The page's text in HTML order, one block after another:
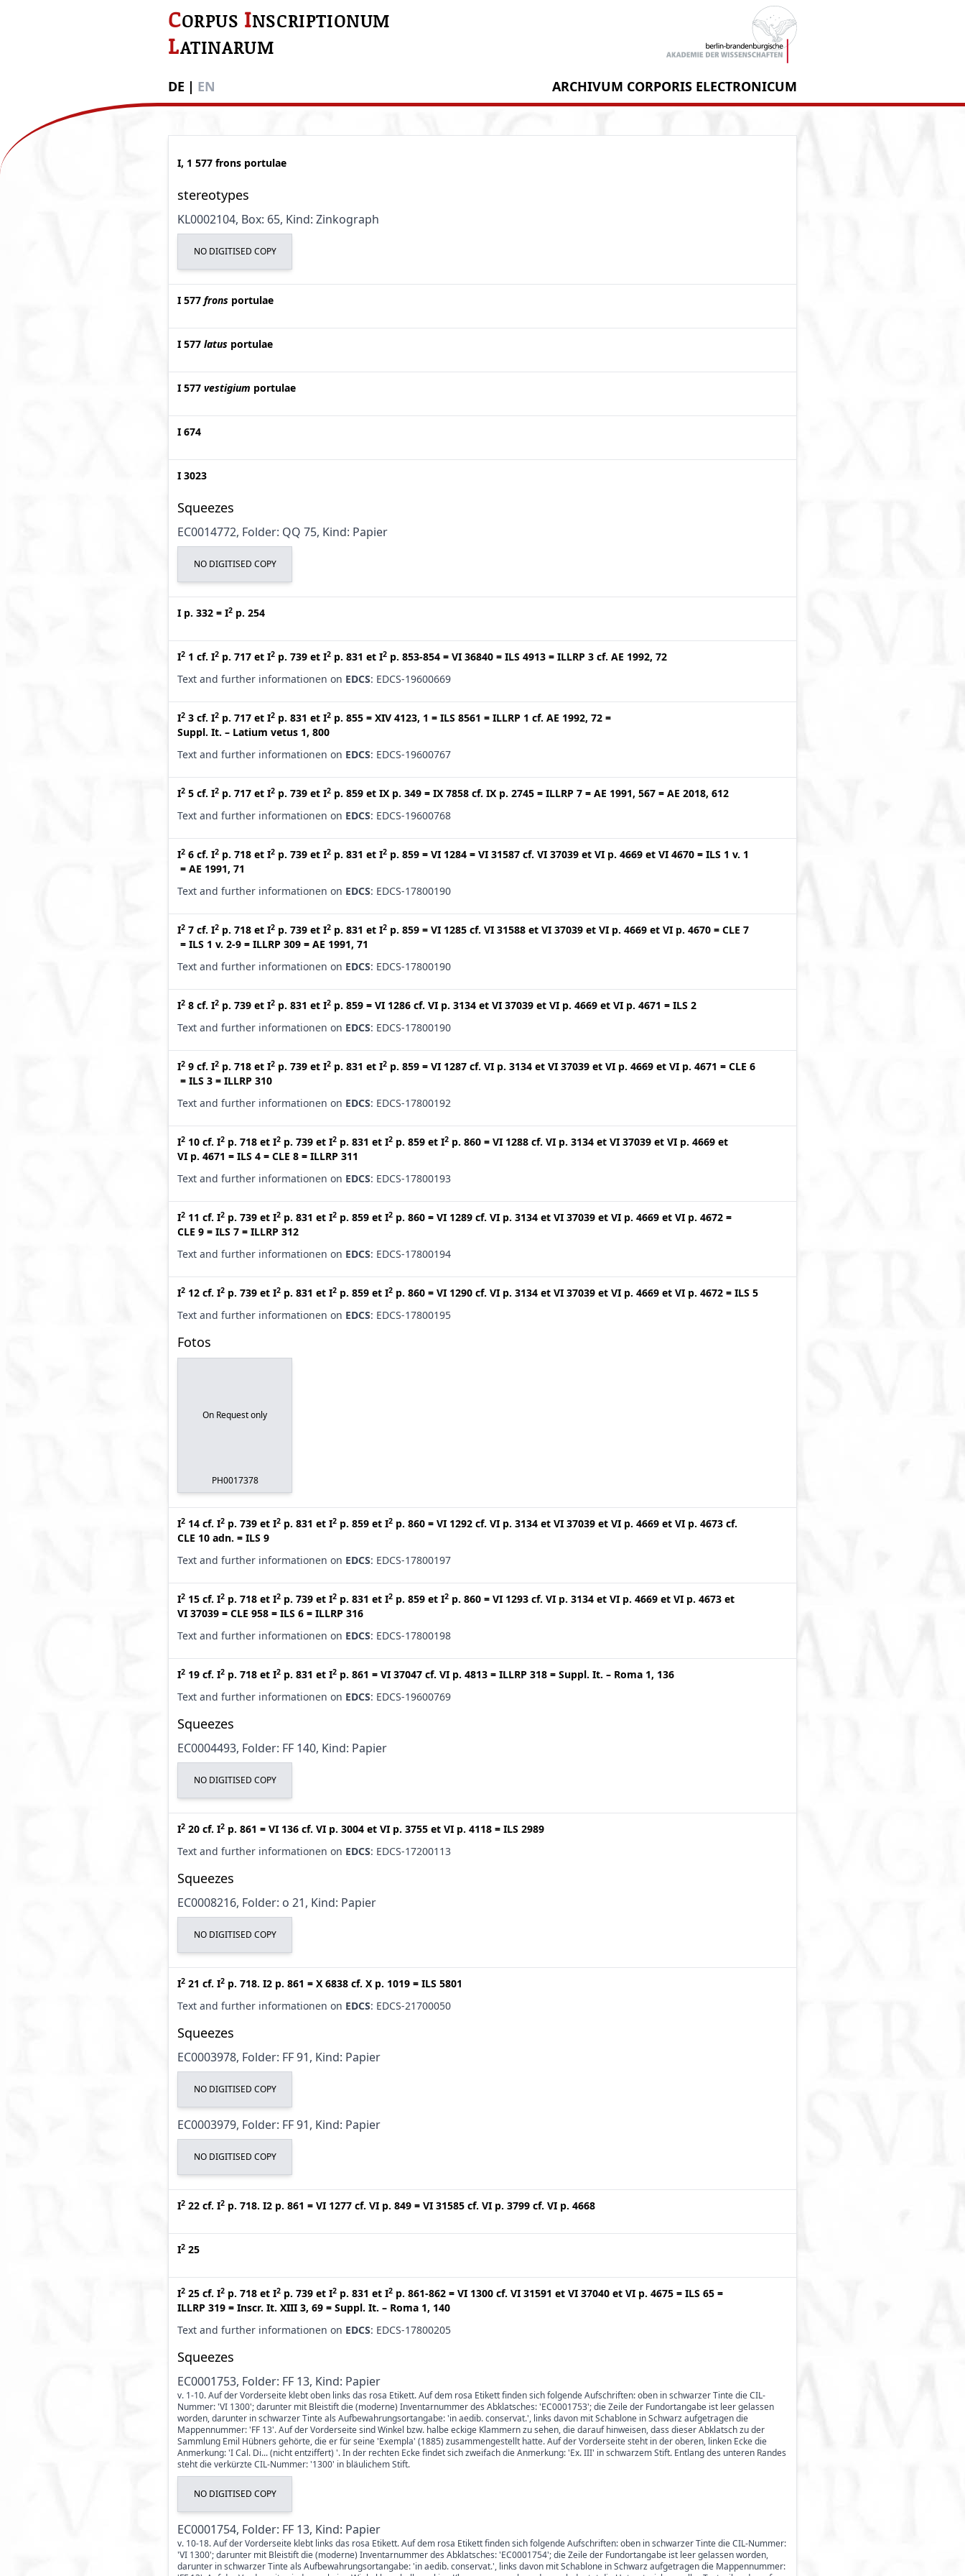
CORPUS INSCRIPTIONUM
LATINARUM
DE | EN ARCHIVUM CORPORIS ELECTRONICUM
I, 1 577 frons portulae
stereotypes
KL0002104, Box: 65, Kind: Zinkograph
NO DIGITISED COPY
I 577 frons portulae
I 577 latus portulae
I 577 vestigium portulae
I 674
I 3023
Squeezes
EC0014772, Folder: QQ 75, Kind: Papier
NO DIGITISED COPY
I p. 332 = I2 p. 254
I2 1 cf. I2 p. 717 et I2 p. 739 et I2 p. 831 et I2 p. 853-854 = VI 36840 = ILS 4913 = ILLRP 3 cf. AE 1992, 72
Text and further informationen on EDCS: EDCS-19600669
I2 3 cf. I2 p. 717 et I2 p. 831 et I2 p. 855 = XIV 4123, 1 = ILS 8561 = ILLRP 1 cf. AE 1992, 72 =
Suppl. It. – Latium vetus 1, 800
Text and further informationen on EDCS: EDCS-19600767
I2 5 cf. I2 p. 717 et I2 p. 739 et I2 p. 859 et IX p. 349 = IX 7858 cf. IX p. 2745 = ILLRP 7 = AE 1991, 567 = AE 2018, 612
Text and further informationen on EDCS: EDCS-19600768
I2 6 cf. I2 p. 718 et I2 p. 739 et I2 p. 831 et I2 p. 859 = VI 1284 = VI 31587 cf. VI 37039 et VI p. 4669 et VI 4670 = ILS 1 v. 1
= AE 1991, 71
Text and further informationen on EDCS: EDCS-17800190
I2 7 cf. I2 p. 718 et I2 p. 739 et I2 p. 831 et I2 p. 859 = VI 1285 cf. VI 31588 et VI 37039 et VI p. 4669 et VI p. 4670 = CLE 7
= ILS 1 v. 2-9 = ILLRP 309 = AE 1991, 71
Text and further informationen on EDCS: EDCS-17800190
I2 8 cf. I2 p. 739 et I2 p. 831 et I2 p. 859 = VI 1286 cf. VI p. 3134 et VI 37039 et VI p. 4669 et VI p. 4671 = ILS 2
Text and further informationen on EDCS: EDCS-17800190
I2 9 cf. I2 p. 718 et I2 p. 739 et I2 p. 831 et I2 p. 859 = VI 1287 cf. VI p. 3134 et VI 37039 et VI p. 4669 et VI p. 4671 = CLE 6
= ILS 3 = ILLRP 310
Text and further informationen on EDCS: EDCS-17800192
I2 10 cf. I2 p. 718 et I2 p. 739 et I2 p. 831 et I2 p. 859 et I2 p. 860 = VI 1288 cf. VI p. 3134 et VI 37039 et VI p. 4669 et
VI p. 4671 = ILS 4 = CLE 8 = ILLRP 311
Text and further informationen on EDCS: EDCS-17800193
I2 11 cf. I2 p. 739 et I2 p. 831 et I2 p. 859 et I2 p. 860 = VI 1289 cf. VI p. 3134 et VI 37039 et VI p. 4669 et VI p. 4672 =
CLE 9 = ILS 7 = ILLRP 312
Text and further informationen on EDCS: EDCS-17800194
I2 12 cf. I2 p. 739 et I2 p. 831 et I2 p. 859 et I2 p. 860 = VI 1290 cf. VI p. 3134 et VI 37039 et VI p. 4669 et VI p. 4672 = ILS 5
Text and further informationen on EDCS: EDCS-17800195
Fotos
On Request only
PH0017378
I2 14 cf. I2 p. 739 et I2 p. 831 et I2 p. 859 et I2 p. 860 = VI 1292 cf. VI p. 3134 et VI 37039 et VI p. 4669 et VI p. 4673 cf.
CLE 10 adn. = ILS 9
Text and further informationen on EDCS: EDCS-17800197
I2 15 cf. I2 p. 718 et I2 p. 739 et I2 p. 831 et I2 p. 859 et I2 p. 860 = VI 1293 cf. VI p. 3134 et VI p. 4669 et VI p. 4673 et
VI 37039 = CLE 958 = ILS 6 = ILLRP 316
Text and further informationen on EDCS: EDCS-17800198
I2 19 cf. I2 p. 718 et I2 p. 831 et I2 p. 861 = VI 37047 cf. VI p. 4813 = ILLRP 318 = Suppl. It. – Roma 1, 136
Text and further informationen on EDCS: EDCS-19600769
Squeezes
EC0004493, Folder: FF 140, Kind: Papier
NO DIGITISED COPY
I2 20 cf. I2 p. 861 = VI 136 cf. VI p. 3004 et VI p. 3755 et VI p. 4118 = ILS 2989
Text and further informationen on EDCS: EDCS-17200113
Squeezes
EC0008216, Folder: o 21, Kind: Papier
NO DIGITISED COPY
I2 21 cf. I2 p. 718. I2 p. 861 = X 6838 cf. X p. 1019 = ILS 5801
Text and further informationen on EDCS: EDCS-21700050
Squeezes
EC0003978, Folder: FF 91, Kind: Papier
NO DIGITISED COPY
EC0003979, Folder: FF 91, Kind: Papier
NO DIGITISED COPY
I2 22 cf. I2 p. 718. I2 p. 861 = VI 1277 cf. VI p. 849 = VI 31585 cf. VI p. 3799 cf. VI p. 4668
I2 25
I2 25 cf. I2 p. 718 et I2 p. 739 et I2 p. 831 et I2 p. 861-862 = VI 1300 cf. VI 31591 et VI 37040 et VI p. 4675 = ILS 65 =
ILLRP 319 = Inscr. It. XIII 3, 69 = Suppl. It. – Roma 1, 140
Text and further informationen on EDCS: EDCS-17800205
Squeezes
EC0001753, Folder: FF 13, Kind: Papier
v. 1-10. Auf der Vorderseite klebt oben links das rosa Etikett. Auf dem rosa Etikett finden sich folgende Aufschriften: oben in schwarzer Tinte die CIL-
Nummer: 'VI 1300'; darunter mit Bleistift die (moderne) Inventarnummer des Abklatsches: 'EC0001753'; die Zeile der Fundortangabe ist leer gelassen
worden, darunter in schwarzer Tinte als Aufbewahrungsortangabe: 'in aedib. conservat.', links davon mit Schablone in Schwarz aufgetragen die
Mappennummer: 'FF 13'. Auf der Vorderseite sind Winkel bzw. halbe eckige Klammern zu sehen, die darauf hinweisen, dass dieser Abklatsch zu der
Sammlung Emil Hübners gehörte, die er für seine 'Exempla' (1885) zusammengestellt hatte. Auf der Vorderseite steht in der oberen, linken Ecke die
Anmerkung: 'I Cal. Di... (nicht entziffert) '. In der rechten Ecke findet sich zweifach die Anmerkung: 'Ex. III' in schwarzem Stift. Entlang des unteren Randes
steht die verkürzte CIL-Nummer: '1300' in bläulichem Stift.
NO DIGITISED COPY
EC0001754, Folder: FF 13, Kind: Papier
v. 10-18. Auf der Vorderseite klebt links das rosa Etikett. Auf dem rosa Etikett finden sich folgende Aufschriften: oben in schwarzer Tinte die CIL-Nummer:
'VI 1300'; darunter mit Bleistift die (moderne) Inventarnummer des Abklatsches: 'EC0001754'; die Zeile der Fundortangabe ist leer gelassen worden,
darunter in schwarzer Tinte als Aufbewahrungsortangabe: 'in aedib. conservat.', links davon mit Schablone in Schwarz aufgetragen die Mappennummer: